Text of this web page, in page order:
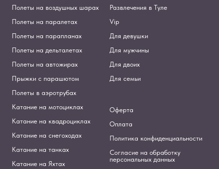
Полеты на воздушных шарах
Полеты на паралетах
Полеты на парапланах
Полеты на дельталетах
Полеты на автожирах
Прыжки с парашютом
Полеты в аэротрубах
Катание на мотоциклах
Катание на квадроциклах
Катание на снегоходах
Катание на танках
Катание на Яхтах
Развлечения в Туле
Vip
Для девушки
Для мужчины
Для двоих
Для семьи
Оферта
Оплата
Политика конфиденциальности
Согласие на обработку
персональных данных